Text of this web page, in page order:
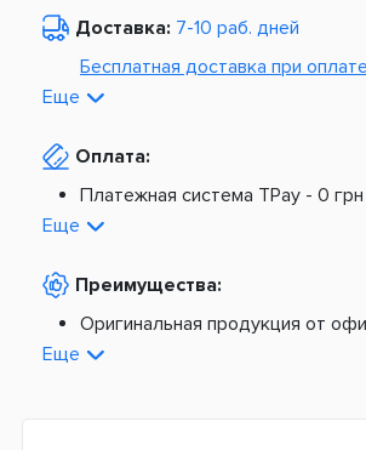
Доставка: 7-10 раб. дней
Бесплатная доставка при
Из Европы от
Платная доставка по Украине:
По тарифам Укрпочты
Платная доставка из Европы:
Новая почта -
Еще
Оплата:
Платежная система TPay - 0 грн
На расчетный счет -
Еще
Преимущества:
Оригинальная продукция от
поставщиков
Еще